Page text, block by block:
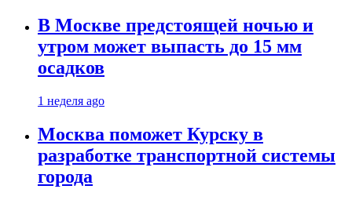
В Москве предстоящей ночью и
утром может выпасть до 15 мм
осадков
1 неделя ago
Москва поможет Курску в
разработке транспортной системы
города